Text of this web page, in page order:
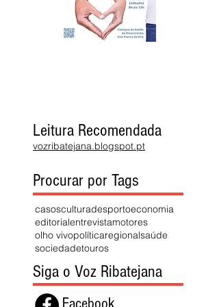
Leitura Recomendada
vozribatejana.blogspot.pt
Procurar por Tags
casosculturadesportoeconomia
editorialentrevistamotores
olho vivopolíticaregionalsaúde
sociedadetouros
Siga o Voz Ribatejana
Facebook